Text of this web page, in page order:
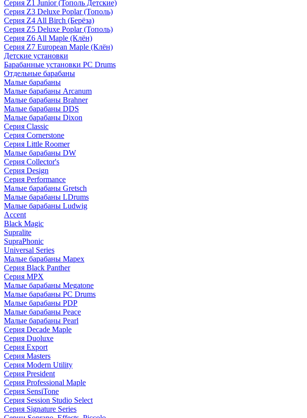
Серия Z1 Junior (Тополь Детские)
Серия Z3 Deluxe Poplar (Тополь)
Серия Z4 All Birch (Берёза)
Серия Z5 Deluxe Poplar (Тополь)
Серия Z6 All Maple (Клён)
Серия Z7 European Maple (Клён)
Детские установки
Барабанные установки PC Drums
Отдельные барабаны
Малые барабаны
Малые барабаны Arcanum
Малые барабаны Brahner
Малые барабаны DDS
Малые барабаны Dixon
Серия Classic
Серия Cornerstone
Серия Little Roomer
Малые барабаны DW
Серия Collector's
Серия Design
Серия Performance
Малые барабаны Gretsch
Малые барабаны LDrums
Малые барабаны Ludwig
Accent
Black Magic
Supralite
SupraPhonic
Universal Series
Малые барабаны Mapex
Серия Black Panther
Серия MPX
Малые барабаны Megatone
Малые барабаны PC Drums
Малые барабаны PDP
Малые барабаны Peace
Малые барабаны Pearl
Серия Decade Maple
Серия Duoluxe
Серия Export
Серия Masters
Серия Modern Utility
Серия President
Серия Professional Maple
Серия SensiTone
Серия Session Studio Select
Серия Signature Series